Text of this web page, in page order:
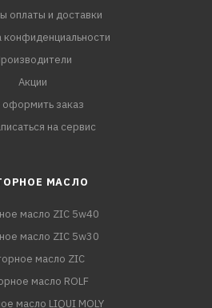
оплаты и доставки
конфиденциальности
Акции
оформить заказ
на сервис
МАСЛО
масло ZIC 5w40
масло ZIC 5w30
масло ZIC
масло ROLF
масло LIQUI MOLY